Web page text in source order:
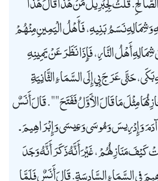
وَشِمَالِهِ نَسَمُ بَنِيهِ، فَأَهْلُ الْيَمِينِ مِنْهُمْ
أَهْلُ النَّارِ، فَإِذَا نَظَرَ عَنْ يَمِينِهِ
حَتَّى عَرَجَ بِي إِلَى السَّمَاءِ الثَّانِيَةِ
مِثْلَ مَا قَالَ الأَوَّلُ فَفَتَحَ "". قَالَ أَنَسٌ
وَإِدْرِيسَ وَمُوسَى وَعِيسَى وَإِبْرَاهِيمَ ـ
كَيْفَ مَنَازِلُهُمْ، غَيْرَ أَنَّهُ ذَكَرَ أَنَّهُ وَجَدَ
فِي السَّمَاءِ السَّادِسَةِ. قَالَ أَنَسٌ فَلَمَّا